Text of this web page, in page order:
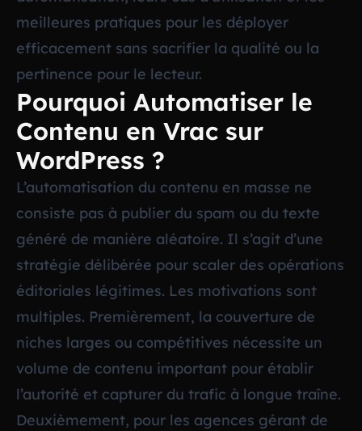
meilleures pratiques pour les déployer
efficacement sans sacrifier la qualité ou la
pertinence pour le lecteur.
Pourquoi Automatiser le
Contenu en Vrac sur
WordPress ?
L’automatisation du contenu en masse ne
consiste pas à publier du spam ou du texte
généré de manière aléatoire. Il s’agit d’une
stratégie délibérée pour scaler des opérations
éditoriales légitimes. Les motivations sont
multiples. Premièrement, la couverture de
niches larges ou compétitives nécessite un
volume de contenu important pour établir
l’autorité et capturer du trafic à longue traîne.
Deuxièmement, pour les agences gérant de